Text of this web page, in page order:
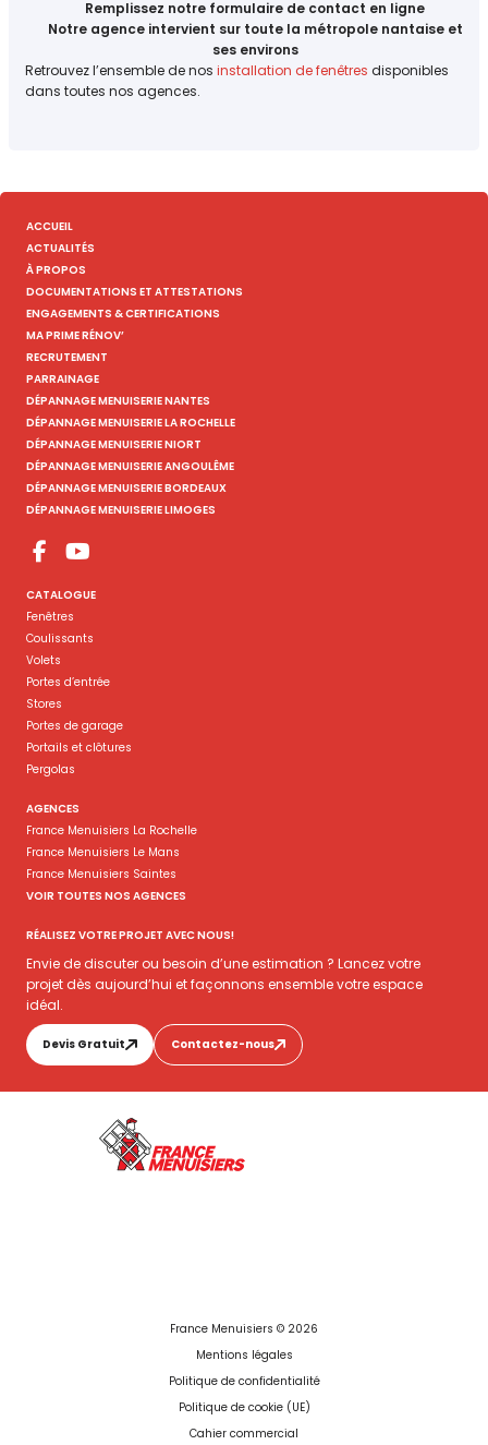
Remplissez notre formulaire de contact en ligne
Notre agence intervient sur toute la métropole nantaise et
ses environs
Retrouvez l’ensemble de nos installation de fenêtres disponibles
dans toutes nos agences.
ACCUEIL
ACTUALITÉS
À PROPOS
DOCUMENTATIONS ET ATTESTATIONS
ENGAGEMENTS & CERTIFICATIONS
MA PRIME RÉNOV’
RECRUTEMENT
PARRAINAGE
DÉPANNAGE MENUISERIE NANTES
DÉPANNAGE MENUISERIE LA ROCHELLE
DÉPANNAGE MENUISERIE NIORT
DÉPANNAGE MENUISERIE ANGOULÊME
DÉPANNAGE MENUISERIE BORDEAUX
DÉPANNAGE MENUISERIE LIMOGES
CATALOGUE
Fenêtres
Coulissants
Volets
Portes d’entrée
Stores
Portes de garage
Portails et clôtures
Pergolas
AGENCES
France Menuisiers La Rochelle
France Menuisiers Le Mans
France Menuisiers Saintes
VOIR TOUTES NOS AGENCES
RÉALISEZ VOTRE PROJET AVEC NOUS!
Envie de discuter ou besoin d’une estimation ? Lancez votre
projet dès aujourd’hui et façonnons ensemble votre espace
idéal.
Devis Gratuit Contactez-nous
France Menuisiers © 2026
Mentions légales
Politique de confidentialité
Politique de cookie (UE)
Cahier commercial